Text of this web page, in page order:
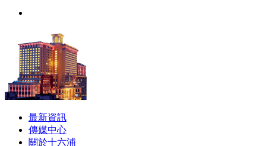
最新資訊
傳媒中心
關於十六浦